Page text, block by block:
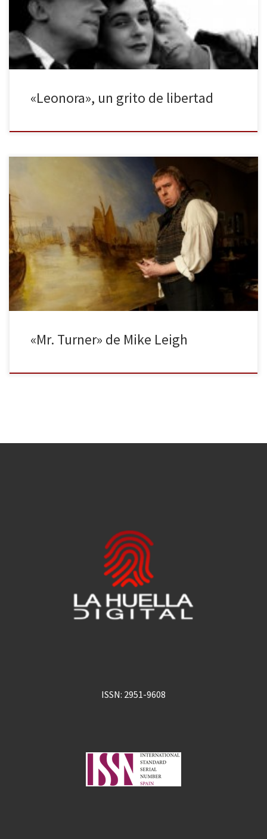
pintura acerca de la obra de su protagonista, Leonora Carrington.
Esta es una obra que se basa en […]
«Leonora», un grito de libertad
¿Por qué no rehuir de las evocaciones de la Inglaterra del Siglo
XIX? Esta es la pregunta que nos viene a plantear Mike Leigh,
evitando siempre reconstruir las obras pictóricas en la pantalla a
modo de espectáculo. ¿Por qué no optar por una detallista al
tiempo que abrumadora plasmación del […]
«Mr. Turner» de Mike Leigh
ISSN: 2951-9608